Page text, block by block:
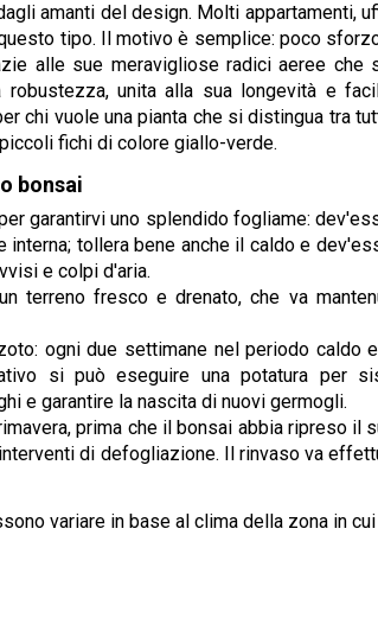
amanti del design. Molti appartamenti,
tipo. Il motivo è semplice: poco
alle sue meravigliose radici aeree che
unita alla sua longevità e
chi vuole una pianta che si distingua tra
fichi di colore giallo-verde.
bonsai
garantirvi uno splendido fogliame:
tollera bene anche il caldo e
e colpi d'aria.
terreno fresco e drenato, che va
ogni due settimane nel periodo caldo
si può eseguire una potatura per
e garantire la nascita di nuovi germogli.
prima che il bonsai abbia ripreso il
di defogliazione. Il rinvaso va
variare in base al clima della zona in